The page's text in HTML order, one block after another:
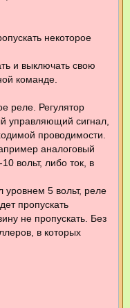
некоторое
и выключать свою
команде.
реле. Регулятор
управляющий сигнал,
проводимости.
аналоговый
вольт, либо ток, в
уровнем 5 вольт, реле
пропускать
не пропускать. Без
в которых